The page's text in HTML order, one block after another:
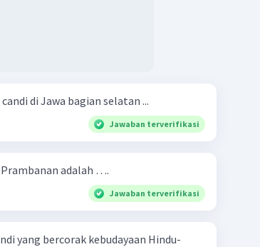
di Jawa bagian selatan ...
Jawaban terverifikasi
adalah ….
Jawaban terverifikasi
yang bercorak kebudayaan Hindu-